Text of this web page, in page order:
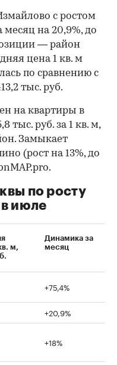
с ростом
месяц на 20,9%, до
— район
цена 1 кв. м
по сравнению с
тыс. руб.
на квартиры в
тыс. руб. за 1 кв. м,
Замыкает
(рост на 13%, до
по росту
июле
м,
Динамика за
месяц
+75,4%
+20,9%
+18%